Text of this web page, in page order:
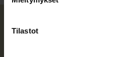
Tilastot